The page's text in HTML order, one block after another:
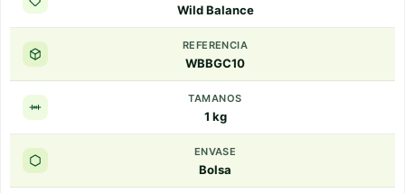
Wild Balance
REFERENCIA
WBBGC10
TAMANOS
1 kg
ENVASE
Bolsa